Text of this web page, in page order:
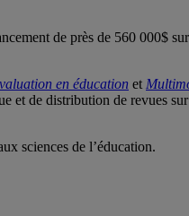
de près de 560 000$
en éducation et
et de distribution de revues
sciences de l’éducation.